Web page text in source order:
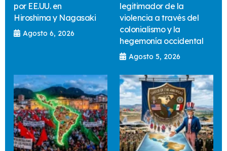
por EE.UU. en
Hiroshima y Nagasaki
Agosto 6, 2026
legitimador de la
violencia a través del
colonialismo y la
hegemonía occidental
Agosto 5, 2026